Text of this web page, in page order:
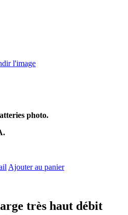
l'image
photo.
Ajouter au panier
très haut débit